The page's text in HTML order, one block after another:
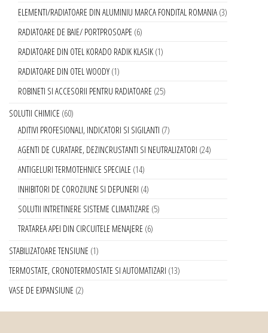
ELEMENTI/RADIATOARE DIN ALUMINIU MARCA FONDITAL ROMANIA 3
RADIATOARE DE BAIE/ PORTPROSOAPE 6
RADIATOARE DIN OTEL KORADO RADIK KLASIK 1
RADIATOARE DIN OTEL WOODY 1
ROBINETI SI ACCESORII PENTRU RADIATOARE 25
SOLUTII CHIMICE 60
ADITIVI PROFESIONALI, INDICATORI SI SIGILANTI 7
AGENTI DE CURATARE, DEZINCRUSTANTI SI NEUTRALIZATORI 24
ANTIGELURI TERMOTEHNICE SPECIALE 14
INHIBITORI DE COROZIUNE SI DEPUNERI 4
SOLUTII INTRETINERE SISTEME CLIMATIZARE 5
TRATAREA APEI DIN CIRCUITELE MENAJERE 6
STABILIZATOARE TENSIUNE 1
TERMOSTATE, CRONOTERMOSTATE SI AUTOMATIZARI 13
VASE DE EXPANSIUNE 2